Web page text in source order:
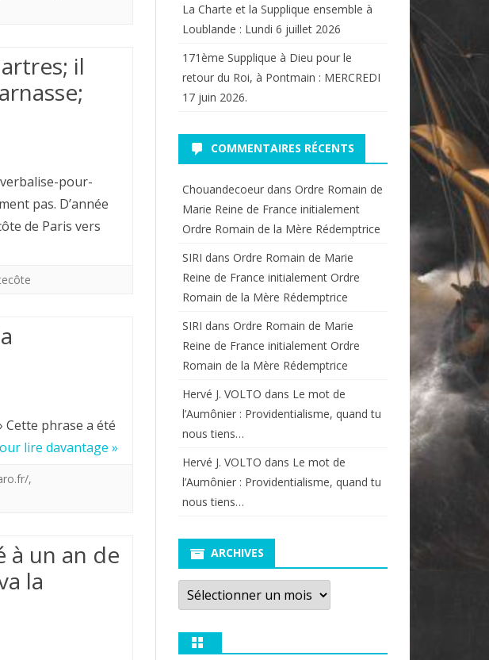
il
pour-
pas. D’année
de Paris vers
phrase a été
lire davantage »
,
à un an de
la
La Charte et la Supplique ensemble à
Loublande : Lundi 6 juillet 2026
171ème Supplique à Dieu pour le
retour du Roi, à Pontmain : MERCREDI
17 juin 2026.
COMMENTAIRES RÉCENTS
Chouandecoeurdans Ordre Romain de
Marie Reine de France initialement
Ordre Romain de la Mère Rédemptrice
SIRI dans Ordre Romain de Marie
Reine de France initialement Ordre
Romain de la Mère Rédemptrice
SIRI dans Ordre Romain de Marie
Reine de France initialement Ordre
Romain de la Mère Rédemptrice
Hervé J. VOLTO dans Le mot de
l’Aumônier : Providentialisme, quand tu
nous tiens…
Hervé J. VOLTO dans Le mot de
l’Aumônier : Providentialisme, quand tu
nous tiens…
ARCHIVES
Archives